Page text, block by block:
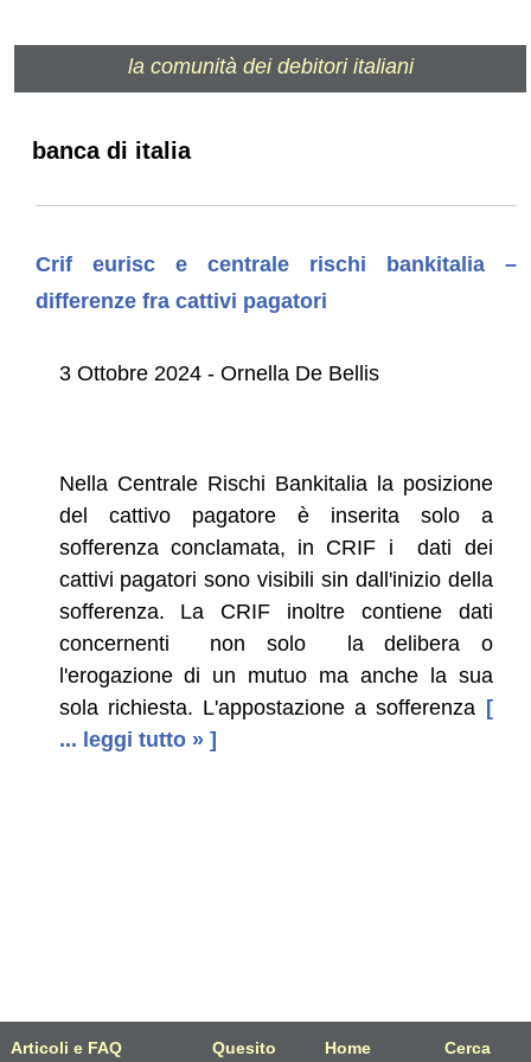
la comunità dei debitori italiani
Articoli e FAQ Quesito Home Cerca
banca di italia
Crif eurisc e centrale rischi bankitalia –
differenze fra cattivi pagatori
3 Ottobre 2024 - Ornella De Bellis
Nella Centrale Rischi Bankitalia la posizione
del cattivo pagatore è inserita solo a
sofferenza conclamata, in CRIF i dati dei
cattivi pagatori sono visibili sin dall'inizio della
sofferenza. La CRIF inoltre contiene dati
concernenti non solo la delibera o
l'erogazione di un mutuo ma anche la sua
sola richiesta. L'appostazione a sofferenza [
... leggi tutto » ]